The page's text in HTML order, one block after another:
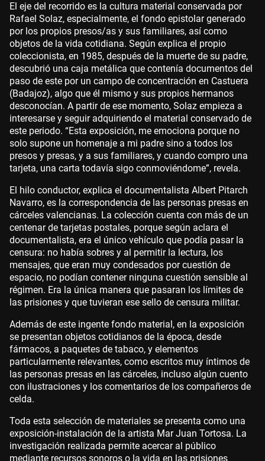
El eje del recorrido es la cultura material conservada por
Rafael Solaz, especialmente, el fondo epistolar generado
por los propios presos/as y sus familiares, así como
objetos de la vida cotidiana. Según explica el propio
coleccionista, en 1985, después de la muerte de su padre,
descubrió una caja metálica que contenía documentos del
paso de este por un campo de concentración en Castuera
(Badajoz), algo que él mismo y sus propios hermanos
desconocían. A partir de ese momento, Solaz empieza a
interesarse y seguir adquiriendo el material conservado de
este periodo. “Esta exposición, me emociona porque no
solo supone un homenaje a mi padre sino a todos los
presos y presas, y a sus familiares, y cuando compro una
tarjeta, una carta todavía sigo conmoviéndome”, revela.
El hilo conductor, explica el documentalista Albert Pitarch
Navarro, es la correspondencia de las personas presas en
cárceles valencianas. La colección cuenta con más de un
centenar de tarjetas postales, porque según aclara el
documentalista, era el único vehículo que podía pasar la
censura: no había sobres y al permitir la lectura, los
mensajes, que eran muy condesados por cuestión de
espacio, no podían contener ninguna cuestión sensible al
régimen. Era la única manera que pasaran los límites de
las prisiones y que tuvieran ese sello de censura militar.
Además de este ingente fondo material, en la exposición
se presentan objetos cotidianos de la época, desde
fármacos, a paquetes de tabaco, y elementos
particularmente relevantes, como escritos muy íntimos de
las personas presas en las cárceles, incluso algún cuento
con ilustraciones y los comentarios de los compañeros de
celda.
Toda esta selección de materiales se presenta como una
exposición-instalación de la artista Mar Juan Tortosa. La
investigación realizada permite acercar al público
mediante recursos sonoros o la vida en las prisiones